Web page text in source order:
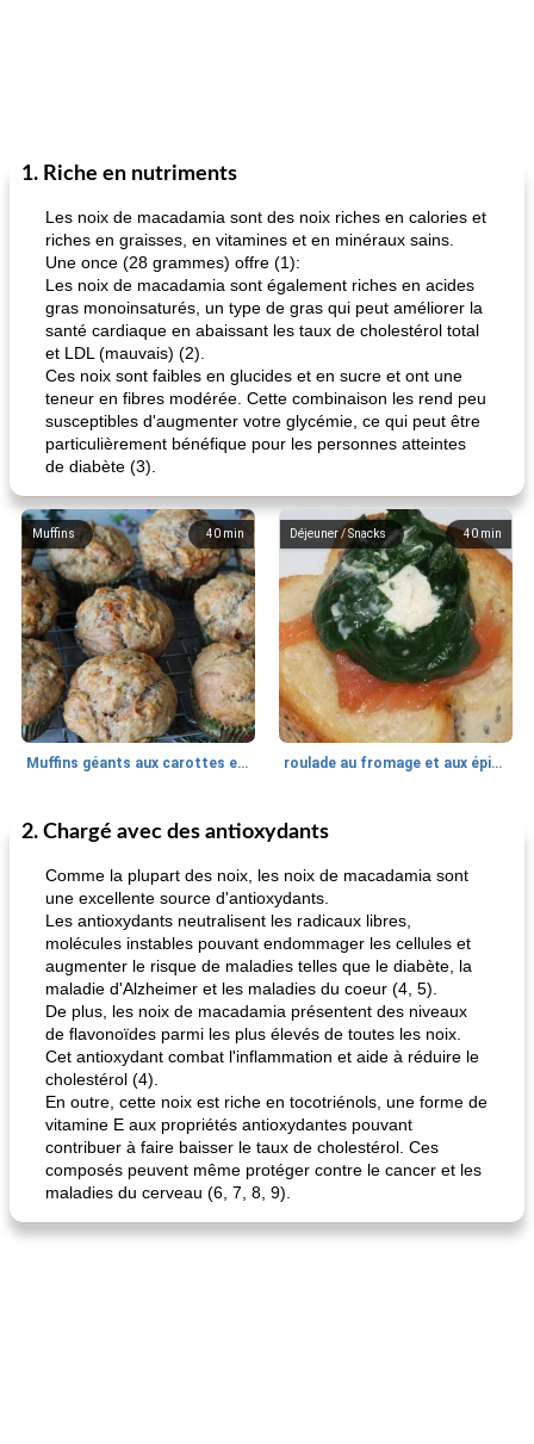
1. Riche en nutriments
Les noix de macadamia sont des noix riches en calories et
riches en graisses, en vitamines et en minéraux sains.
Une once (28 grammes) offre (1):
Les noix de macadamia sont également riches en acides
gras monoinsaturés, un type de gras qui peut améliorer la
santé cardiaque en abaissant les taux de cholestérol total
et LDL (mauvais) (2).
Ces noix sont faibles en glucides et en sucre et ont une
teneur en fibres modérée. Cette combinaison les rend peu
susceptibles d'augmenter votre glycémie, ce qui peut être
particulièrement bénéfique pour les personnes atteintes
de diabète (3).
40 min
Muffins
Muffins géants aux carottes et à la banane de Nif
40 min
Déjeuner / Snacks
roulade au fromage et aux épinards
30min
Marques de confiance: recettes et
fiesta tostadas
Viande et volaille
le méga's jopp joes
2. Chargé avec des antioxydants
Comme la plupart des noix, les noix de macadamia sont
une excellente source d'antioxydants.
Les antioxydants neutralisent les radicaux libres,
molécules instables pouvant endommager les cellules et
augmenter le risque de maladies telles que le diabète, la
maladie d'Alzheimer et les maladies du coeur (4, 5).
De plus, les noix de macadamia présentent des niveaux
de flavonoïdes parmi les plus élevés de toutes les noix.
Cet antioxydant combat l'inflammation et aide à réduire le
cholestérol (4).
En outre, cette noix est riche en tocotriénols, une forme de
vitamine E aux propriétés antioxydantes pouvant
contribuer à faire baisser le taux de cholestérol. Ces
composés peuvent même protéger contre le cancer et les
maladies du cerveau (6, 7, 8, 9).